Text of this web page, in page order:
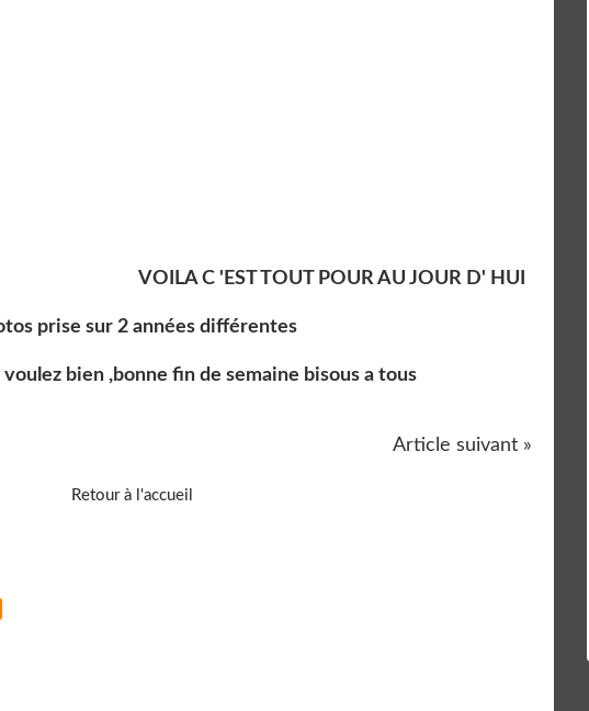
VOILA C 'EST TOUT POUR AU JOUR D' HUI
prise sur 2 années différentes
bien ,bonne fin de semaine bisous a tous
Article suivant »
Retour à l'accueil